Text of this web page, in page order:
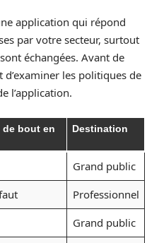
application qui répond
par votre secteur, surtout
échangées. Avant de
les politiques de
l’application.
de bout en
Destination
Grand public
Professionnel
Grand public